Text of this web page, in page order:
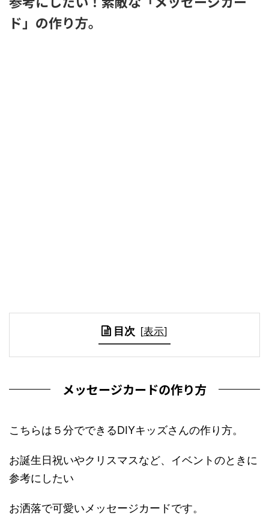
ド」の作り方。
目次 [表示]
メッセージカードの作り方
こちらは５分でできるDIYキッズさんの作り方。
お誕生日祝いやクリスマスなど、イベントのときに
参考にしたい
お洒落で可愛いメッセージカードです。